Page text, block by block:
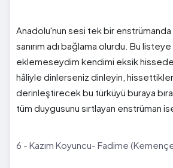
Anadolu'nun sesi tek bir enstrümanda
sanırım adı bağlama olurdu. Bu
eklemeseydim kendimi eksik
hâliyle dinlerseniz dinleyin,
derinleştirecek bu türküyü buraya
tüm duygusunu sırtlayan enstrüman
6 - Kazım Koyuncu- Fadime